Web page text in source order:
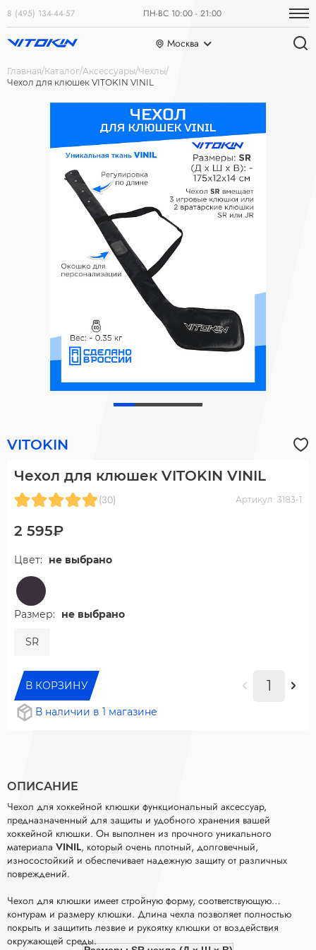
8 (495) 134-44-57 ПН-ВС 10:00 - 21:00
Москва
Главная Каталог Аксессуары Чехлы
Чехол для клюшек VITOKIN VINIL
VITOKIN
Чехол для клюшек VITOKIN VINIL
(30) Артикул: 3183-1
2 595₽
Цвет: не выбрано
Размер: не выбрано
SR
В КОРЗИНУ
В наличии в 1 магазине
ОПИСАНИЕ
Чехол для хоккейной клюшки функциональный аксессуар,
предназначенный для защиты и удобного хранения вашей
хоккейной клюшки. Он выполнен из прочного уникального
материала VINIL, который очень плотный, долговечный,
износостойкий и обеспечивает надежную защиту от различных
повреждений.
Чехол для клюшки имеет стройную форму, соответствующую
контурам и размеру клюшки. Длина чехла позволяет полностью
покрыть и защитить лезвие и рукоятку клюшки от воздействия
окружающей среды.